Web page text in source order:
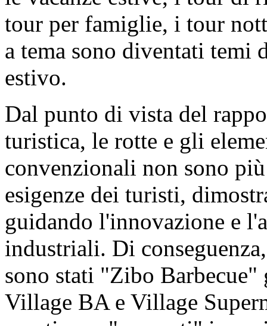
tour per famiglie, i tour
a tema sono diventati temi
estivo.
Dal punto di vista del
turistica, le rotte e gli
convenzionali non sono
esigenze dei turisti,
guidando l'innovazione e
industriali. Di
sono stati "Zibo
Village BA e Village